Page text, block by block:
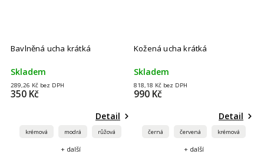
Bavlněná ucha krátká
Skladem
289,26 Kč bez DPH
350 Kč
Detail
krémová modrá růžová
+ další
Kožená ucha krátká
Skladem
818,18 Kč bez DPH
990 Kč
Detail
černá červená krémová
+ další